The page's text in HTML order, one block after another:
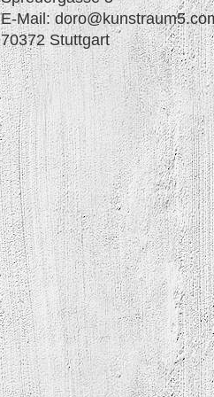
E-Mail:
70372 Stuttgart